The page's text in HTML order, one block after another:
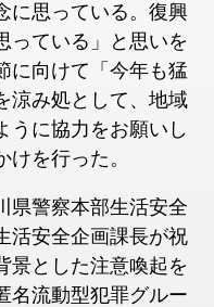
に思っている。復興
っている」と思いを
に向けて「今年も猛
涼み処として、地域
うに協力をお願いし
を行った。
県警察本部生活安全
活安全企画課長が祝
景とした注意喚起を
名流動型犯罪グルー